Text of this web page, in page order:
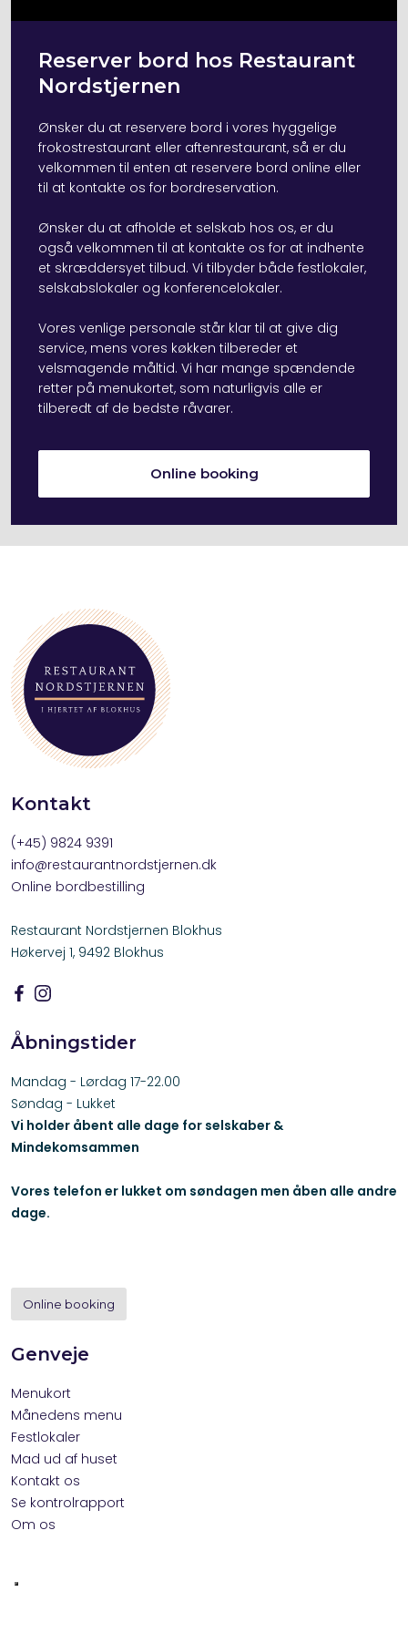
​Reserver bord hos Restaurant
Nordstjernen
Ønsker du at reservere bord i vores hyggelige
frokostrestaurant eller aftenrestaurant, så er du
velkommen til enten at reservere bord online eller
til at kontakte os for bordreservation.
​Ønsker du at afholde et selskab hos os, er du
også velkommen til at kontakte os for at indhente
et skræddersyet tilbud. Vi tilbyder både festlokaler,
selskabslokaler og konferencelokaler.
​Vores venlige personale står klar til at give dig
service, mens vores køkken tilbereder et
velsmagende måltid. Vi har mange spændende
retter på menukortet, som naturligvis alle er
tilberedt af de bedste råvarer.
Online booking
Kontakt
(+45) 9824 9391
info@restaurantnordstjernen.dk​
Online bordbestilling
Restaurant Nordstjernen Blokhus
Høkervej 1, 9492 Blokhus
Åbningstider
​Mandag - Lørdag 17-22.00
​Søndag - Lukket
Vi holder åbent alle dage for selskaber &
Mindekomsammen
Vores telefon er lukket om søndagen men åben alle andre
dage.
Online booking
Genveje
Menukort
Månedens menu
Festlokaler
Mad ud af huset
Kontakt os
Se kontrolrapport
Om os